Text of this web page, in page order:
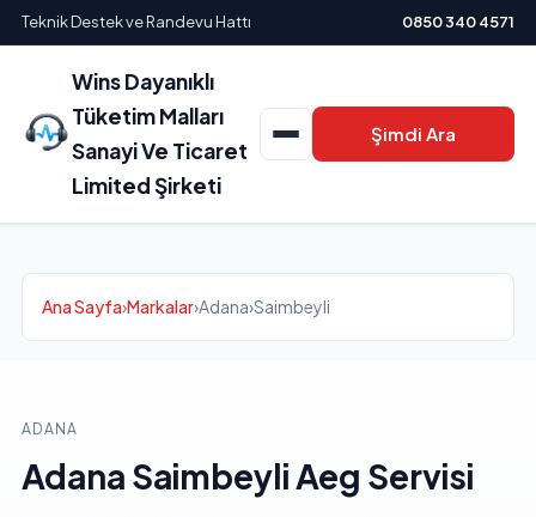
Teknik Destek ve Randevu Hattı 0850 340 4571
Wins Dayanıklı
Tüketim Malları
Sanayi Ve Ticaret
Limited Şirketi
Şimdi Ara
Ana Sayfa›Markalar›Adana›Saimbeyli
ADANA
Adana Saimbeyli Aeg Servisi